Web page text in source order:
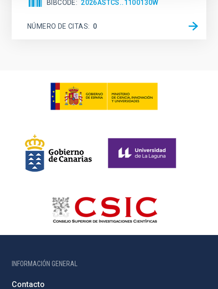
BIBCODE 2026ASTCS..1100130W
NÚMERO DE CITAS 0
INFORMACIÓN GENERAL
Contacto